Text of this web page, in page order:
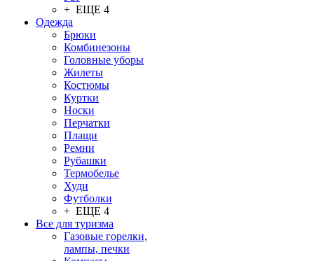
+ ЕЩЕ 4
Одежда
Брюки
Комбинезоны
Головные уборы
Жилеты
Костюмы
Куртки
Носки
Перчатки
Плащи
Ремни
Рубашки
Термобелье
Худи
Футболки
+ ЕЩЕ 4
Все для туризма
Газовые горелки,
лампы, печки